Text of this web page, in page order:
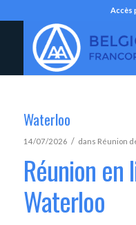
Accès
Waterloo
14/07/2026 / dans Réunion
Réunion en
Waterloo